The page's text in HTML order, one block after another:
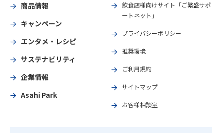
商品情報
キャンペーン
エンタメ・レシピ
サステナビリティ
企業情報
Asahi Park
飲食店様向けサイト「ご繁盛サポ
ートネット」
プライバシーポリシー
推奨環境
ご利用規約
サイトマップ
お客様相談室